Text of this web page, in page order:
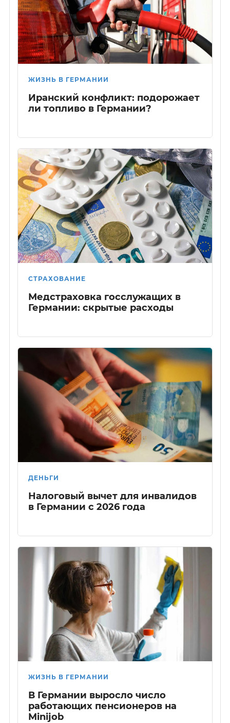
ЖИЗНЬ В ГЕРМАНИИ
Иранский конфликт: подорожает
ли топливо в Германии?
СТРАХОВАНИЕ
Медстраховка госслужащих в
Германии: скрытые расходы
ДЕНЬГИ
Налоговый вычет для инвалидов
в Германии с 2026 года
ЖИЗНЬ В ГЕРМАНИИ
В Германии выросло число
работающих пенсионеров на
Minijob